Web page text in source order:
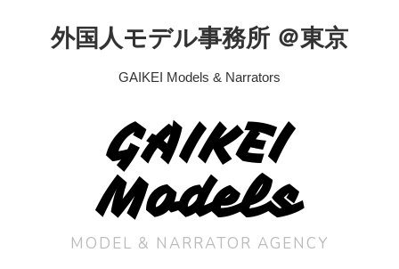
外国人モデル事務所 ＠東京
GAIKEI Models & Narrators
GAIKEI
Models
MODEL & NARRATOR AGENCY